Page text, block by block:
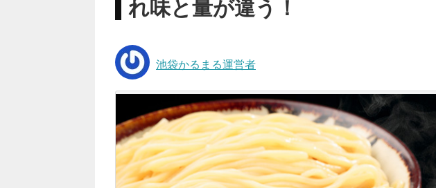
れ味と量が違う！
池袋かるまる運営者